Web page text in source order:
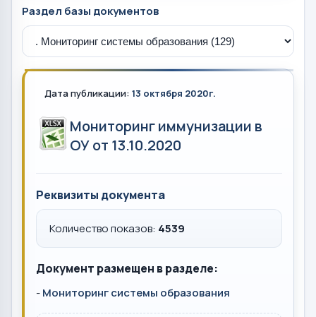
Раздел базы документов
Дата публикации: 13 октября 2020г.
Мониторинг иммунизации в
ОУ от 13.10.2020
Реквизиты документа
Количество показов: 4539
Документ размещен в разделе:
-Мониторинг системы образования